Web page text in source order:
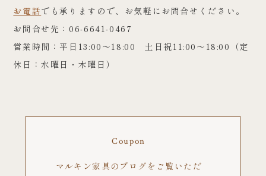
お電話でも承りますので、お気軽にお問合せください。
お問合せ先：06-6641-0467
営業時間：平日13:00～18:00 土日祝11:00～18:00（定
休日：水曜日・木曜日）
Coupon
マルキン家具のブログをご覧いただ